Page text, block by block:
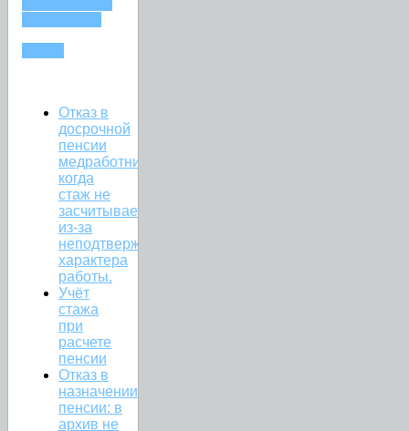
Отказ в
досрочной
пенсии
медработникам:
когда
стаж не
засчитывается
из-за
неподтвержденного
характера
работы.
Учёт
стажа
при
расчете
пенсии
Отказ в
назначении
пенсии: в
архив не